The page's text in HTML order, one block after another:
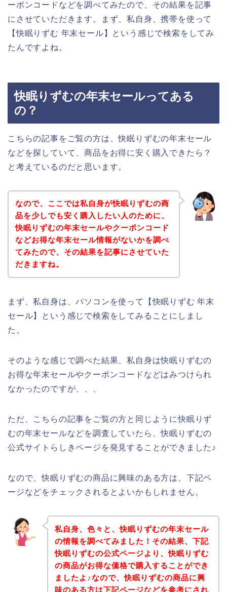
ーポンコードなどを調べてみたので、その結果を記事
にさせていただきます。まず、私自身、携帯を使って
【快眠りずむ 年末セール】という感じで検索をしてみ
たんですよね。
快眠りずむの年末セールってある
の？
こちらの記事をご覧の方は、快眠りずむの年末セール
などを探していて、商品をお得に安く購入できたら？
と考えているのだと思います。
なので、ここでは私自身が快眠りずむの商
品を少しでも安く購入したい人のために、
快眠りずむの年末セールやクーポンコード
などお得な年末セール情報がないかを調べ
てみたので、その結果を記事にさせていた
だきますね。
まず、私自身は、パソコンを使って【快眠りずむ 年末
セール】という感じで検索をしてみることにしまし
た。
そのような感じで調べた結果、私自身は快眠りずむの
お得な年末セールやクーポンコードなどはみつけられ
なかったのですが、、、
ただ、こちらの記事をご覧の方と同じように快眠りず
むの年末セールなどを調査していたら、快眠りずむの
公式サイトらしきページを発見することができました♪
なので、快眠りずむの商品に興味のある方は、下記ペ
ージなどをチェックされるとよいかもしれません。
私自身、色々と、快眠りずむの年末セール
の情報を調べてみました！その結果、下記
快眠りずむの公式ページより、快眠りずむ
の商品がお得な価格で購入することができ
ましたよ♪なので、快眠りずむの商品に興
味のある方は下記ページなどを参考にされ